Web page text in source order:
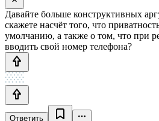
Давайте больше конструктивных
скажете насчёт того, что
умолчанию, а также о том, что при
вводить свой номер телефона?
Ответить